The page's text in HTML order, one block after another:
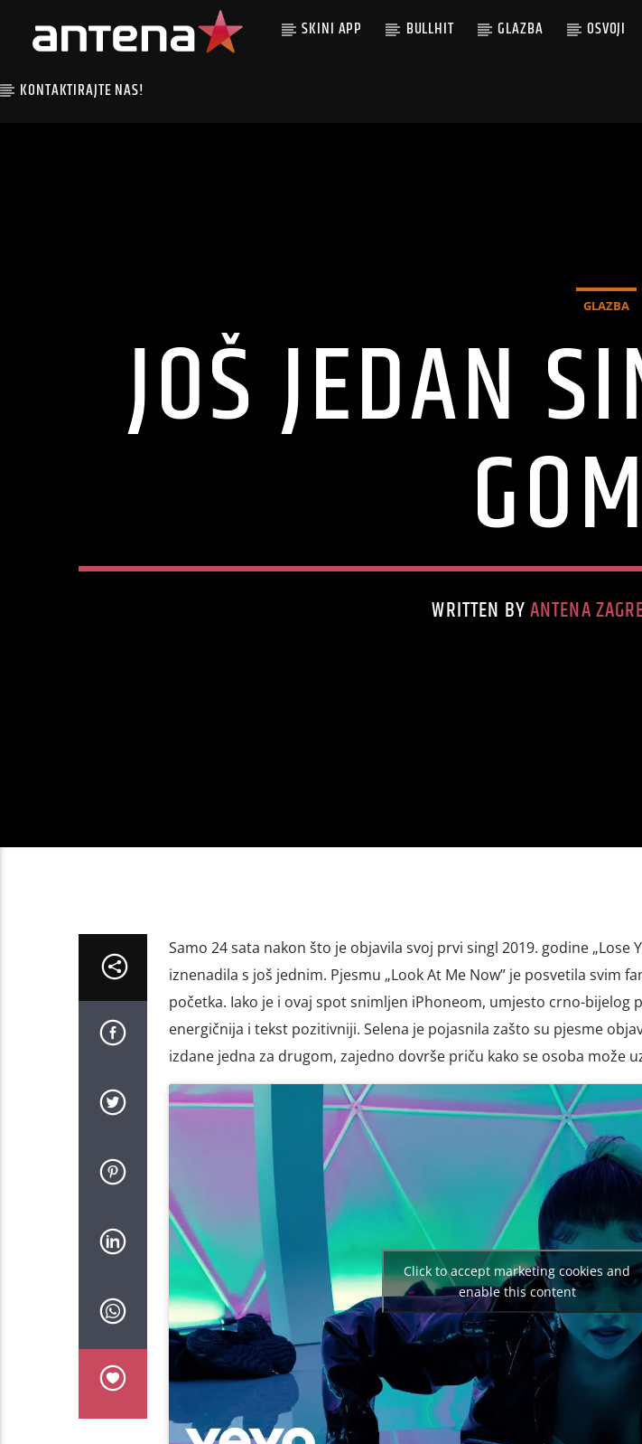
SKINI APP BULLHIT GLAZBA OSVOJI
KONTAKTIRAJTE NAS!
GLAZBA
JOŠ JEDAN
WRITTEN BYANTENA
Samo 24 sata nakon što je objavila svoj prvi singl 2019. godine „Lose
iznenadila s još jednim. Pjesmu „Look At Me Now” je posvetila svim
početka. Iako je i ovaj spot snimljen iPhoneom, umjesto crno-bijelog
energičnija i tekst pozitivniji. Selena je pojasnila zašto su pjesme
izdane jedna za drugom, zajedno dovrše priču kako se osoba može
Click to accept marketing cookies and
enable this content